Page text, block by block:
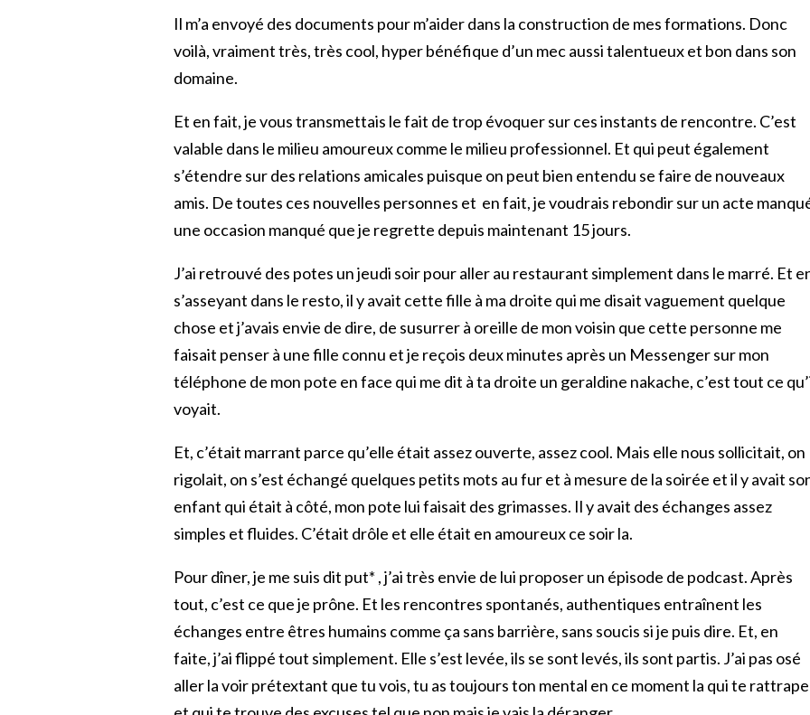
Il m’a envoyé des documents pour m’aider dans la construction de mes formations. Donc
voilà, vraiment très, très cool, hyper bénéfique d’un mec aussi talentueux et bon dans son
domaine.
Et en fait, je vous transmettais le fait de trop évoquer sur ces instants de rencontre. C’est
valable dans le milieu amoureux comme le milieu professionnel. Et qui peut également
s’étendre sur des relations amicales puisque on peut bien entendu se faire de nouveaux
amis. De toutes ces nouvelles personnes et en fait, je voudrais rebondir sur un acte
une occasion manqué que je regrette depuis maintenant 15 jours.
J’ai retrouvé des potes un jeudi soir pour aller au restaurant simplement dans le marré. Et
s’asseyant dans le resto, il y avait cette fille à ma droite qui me disait vaguement quelque
chose et j’avais envie de dire, de susurrer à oreille de mon voisin que cette personne me
faisait penser à une fille connu et je reçois deux minutes après un Messenger sur mon
téléphone de mon pote en face qui me dit à ta droite un geraldine nakache, c’est tout ce
voyait.
Et, c’était marrant parce qu’elle était assez ouverte, assez cool. Mais elle nous sollicitait, on
rigolait, on s’est échangé quelques petits mots au fur et à mesure de la soirée et il y avait
enfant qui était à côté, mon pote lui faisait des grimasses. Il y avait des échanges assez
simples et fluides. C’était drôle et elle était en amoureux ce soir la.
Pour dîner, je me suis dit put* , j’ai très envie de lui proposer un épisode de podcast. Après
tout, c’est ce que je prône. Et les rencontres spontanés, authentiques entraînent les
échanges entre êtres humains comme ça sans barrière, sans soucis si je puis dire. Et, en
faite, j’ai flippé tout simplement. Elle s’est levée, ils se sont levés, ils sont partis. J’ai pas osé
aller la voir prétextant que tu vois, tu as toujours ton mental en ce moment la qui te rattrape